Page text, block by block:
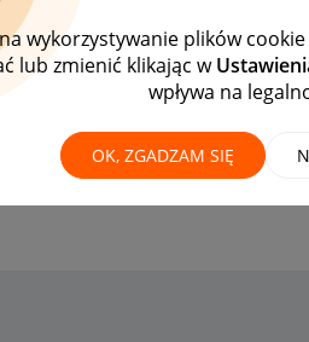
wykorzystywanie plików
lub zmienić klikając w
wpływa na
OK, ZGADZAM SIĘ